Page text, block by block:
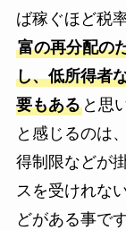
ば稼ぐほど税
富の再分配の
し、低所得者
要もあると思
と感じるのは
得制限などが
スを受けれな
どがある事です